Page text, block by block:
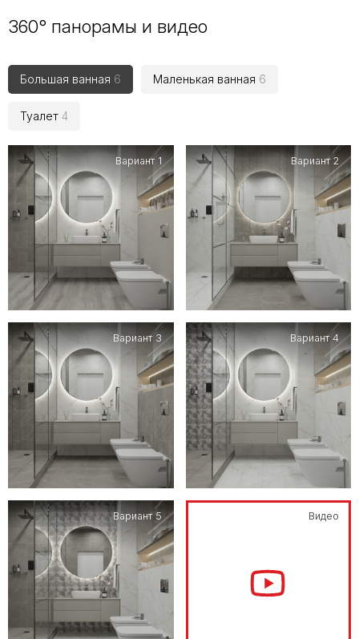
360° панорамы и видео
Большая ванная 6 Маленькая ванная 6
Туалет 4
Вариант 1 Вариант 2
Вариант 3 Вариант 4
Вариант 5 Видео